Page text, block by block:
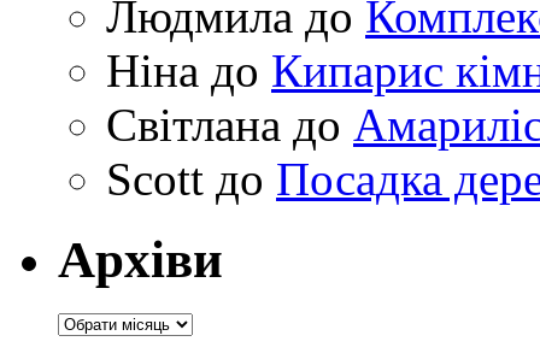
Людмила до
Ніна до Кипарис
Світлана до
Scott до Посадка
Архіви
Архіви